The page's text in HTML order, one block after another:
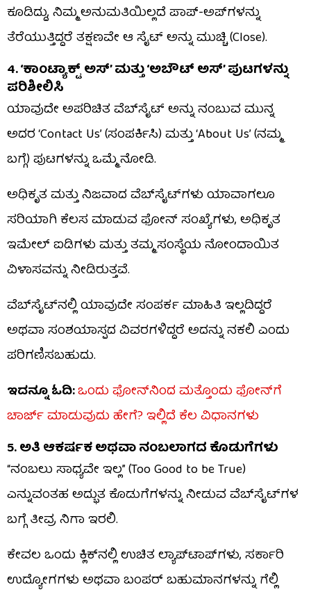
ಕೂಡಿದ್ದು, ನಿಮ್ಮ ಅನುಮತಿಯಿಲ್ಲದೆ ಪಾಪ್-ಅಪ್‌ಗಳನ್ನು
ತೆರೆಯುತ್ತಿದ್ದರೆ ತಕ್ಷಣವೇ ಆ ಸೈಟ್ ಅನ್ನು ಮುಚ್ಚಿ (Close).
4. ‘ಕಾಂಟ್ಯಾಕ್ಟ್ ಅಸ್’ ಮತ್ತು ‘ಅಬೌಟ್ ಅಸ್’ ಪುಟಗಳನ್ನು
ಪರಿಶೀಲಿಸಿ
ಯಾವುದೇ ಅಪರಿಚಿತ ವೆಬ್‌ಸೈಟ್ ಅನ್ನು ನಂಬುವ ಮುನ್ನ
ಅದರ ‘Contact Us’ (ಸಂಪರ್ಕಿಸಿ) ಮತ್ತು ‘About Us’ (ನಮ್ಮ
ಬಗ್ಗೆ) ಪುಟಗಳನ್ನು ಒಮ್ಮೆ ನೋಡಿ.
ಅಧಿಕೃತ ಮತ್ತು ನಿಜವಾದ ವೆಬ್‌ಸೈಟ್‌ಗಳು ಯಾವಾಗಲೂ
ಸರಿಯಾಗಿ ಕೆಲಸ ಮಾಡುವ ಫೋನ್ ಸಂಖ್ಯೆಗಳು, ಅಧಿಕೃತ
ಇಮೇಲ್ ಐಡಿಗಳು ಮತ್ತು ತಮ್ಮ ಸಂಸ್ಥೆಯ ನೋಂದಾಯಿತ
ವಿಳಾಸವನ್ನು ನೀಡಿರುತ್ತವೆ.
ವೆಬ್‌ಸೈಟ್‌ನಲ್ಲಿ ಯಾವುದೇ ಸಂಪರ್ಕ ಮಾಹಿತಿ ಇಲ್ಲದಿದ್ದರೆ
ಅಥವಾ ಸಂಶಯಾಸ್ಪದ ವಿವರಗಳಿದ್ದರೆ ಅದನ್ನು ನಕಲಿ ಎಂದು
ಪರಿಗಣಿಸಬಹುದು.
ಇದನ್ನೂ ಓದಿ:ಒಂದು ಫೋನ್​ನಿಂದ ಮತ್ತೊಂದು ಫೋನ್​ಗೆ
ಚಾರ್ಜ್ ಮಾಡುವುದು ಹೇಗೆ? ಇಲ್ಲಿದೆ ಕೆಲ ವಿಧಾನಗಳು
5. ಅತಿ ಆಕರ್ಷಕ ಅಥವಾ ನಂಬಲಾಗದ ಕೊಡುಗೆಗಳು
“ನಂಬಲು ಸಾಧ್ಯವೇ ಇಲ್ಲ” (Too Good to be True)
ಎನ್ನುವಂತಹ ಅದ್ಭುತ ಕೊಡುಗೆಗಳನ್ನು ನೀಡುವ ವೆಬ್‌ಸೈಟ್‌ಗಳ
ಬಗ್ಗೆ ತೀವ್ರ ನಿಗಾ ಇರಲಿ.
ಕೇವಲ ಒಂದು ಕ್ಲಿಕ್‌ನಲ್ಲಿ ಉಚಿತ ಲ್ಯಾಪ್‌ಟಾಪ್‌ಗಳು, ಸರ್ಕಾರಿ
ಉದ್ಯೋಗಗಳು ಅಥವಾ ಬಂಪರ್ ಬಹುಮಾನಗಳನ್ನು ಗೆಲ್ಲಿ